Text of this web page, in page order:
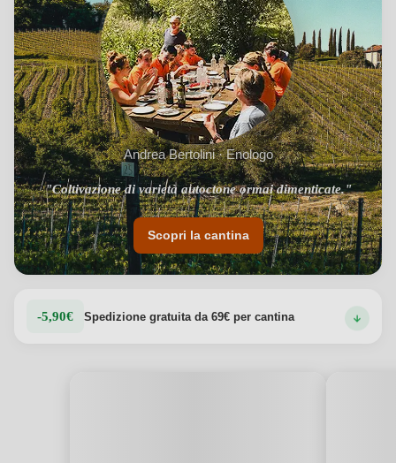
Andrea Bertolini · Enologo
"Coltivazione di varietà autoctone ormai dimenticate."
Scopri la cantina
-5,90€ Spedizione gratuita da 69€ per cantina